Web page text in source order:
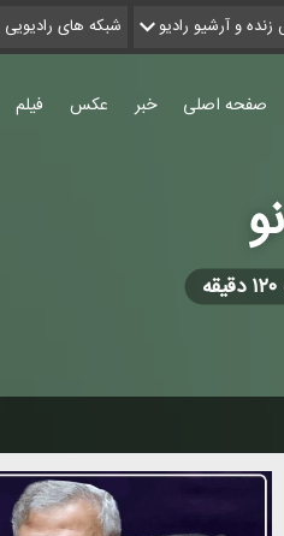
و آرشیو رادیو شبکه های رادیویی
صفحه اصلی خبر عکس فیلم